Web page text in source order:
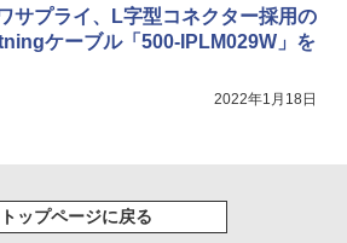
サプライ、L字型コネクター採用の
ケーブル「500-IPLM029W」を
2022年1月18日
トップページに戻る